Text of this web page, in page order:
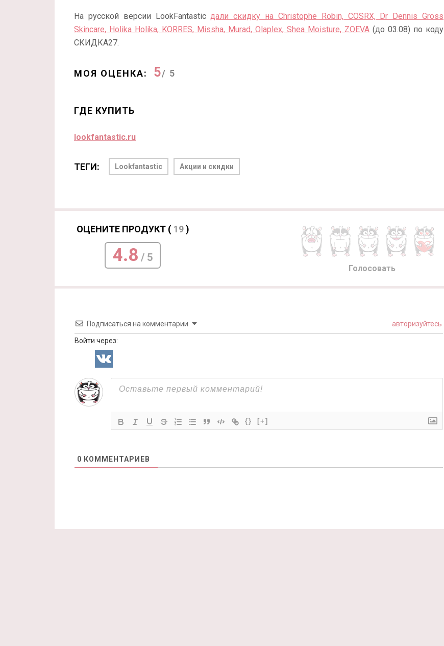
На русской версии LookFantastic дали скидку на Christophe Robin, COSRX, Dr Dennis Gross
Skincare, Holika Holika, KORRES, Missha, Murad, Olaplex, Shea Moisture, ZOEVA (до 03.08) по коду
СКИДКА27.
МОЯ ОЦЕНКА: 5/ 5
ГДЕ КУПИТЬ
lookfantastic.ru
ТЕГИ: Lookfantastic Акции и скидки
ОЦЕНИТЕ ПРОДУКТ ( 19)
4.8 / 5
Голосовать
Подписаться на комментарии авторизуйтесь
Войти через:
{} [+]
0 КОММЕНТАРИЕВ